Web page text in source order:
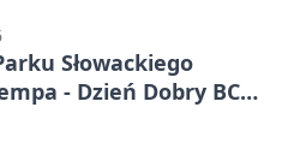
Słowackiego
- Dzień Dobry BCK